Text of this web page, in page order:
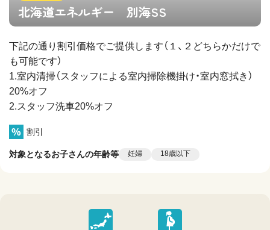
北海道エネルギー 別海SS
下記の通り割引価格でご提供します（１、２どちらかだけで
も可能です）
1.室内清掃（スタッフによる室内掃除機掛け・室内窓拭き）
20%オフ
2.スタッフ洗車20%オフ
割引
対象となるお子さんの年齢等 妊婦 18歳以下